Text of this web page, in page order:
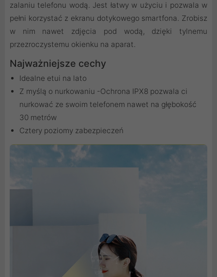
zalaniu telefonu wodą. Jest łatwy w użyciu i pozwala w
pełni korzystać z ekranu dotykowego smartfona. Zrobisz
w nim nawet zdjęcia pod wodą, dzięki tylnemu
przezroczystemu okienku na aparat.
Najważniejsze cechy
Idealne etui na lato
Z myślą o nurkowaniu -Ochrona IPX8 pozwala ci
nurkować ze swoim telefonem nawet na głębokość
30 metrów
Cztery poziomy zabezpieczeń